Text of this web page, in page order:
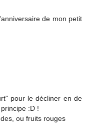
de mon petit
pour le décliner en de
:D !
ou fruits rouges